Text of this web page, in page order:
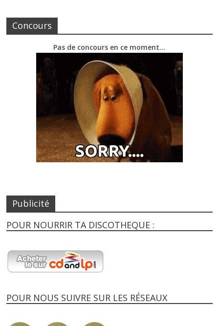
Concours
Pas de concours en ce moment…
Publicité
POUR NOURRIR TA DISCOTHEQUE :
POUR NOUS SUIVRE SUR LES RÉSEAUX